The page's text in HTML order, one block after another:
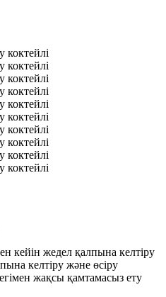
кейін жедел қалпына келтіру
келтіру және өсіру
жақсы қамтамасыз ету